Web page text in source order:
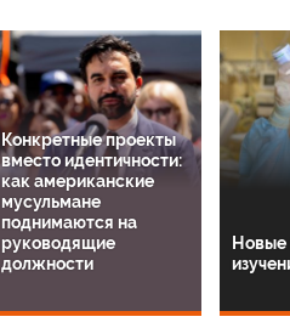
Конкретные проекты
вместо идентичности:
как американские
мусульмане
поднимаются на
руководящие
должности
Новые